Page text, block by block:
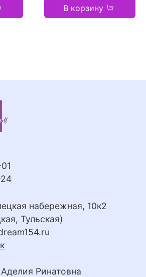
В корзину
набережная, 10к2
Тульская)
Ринатовна